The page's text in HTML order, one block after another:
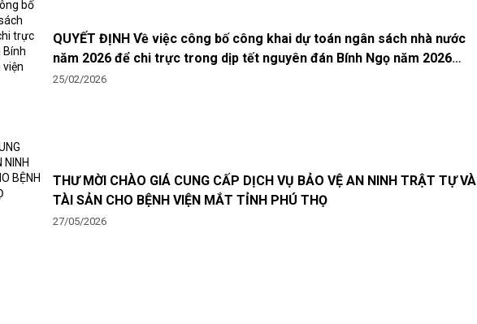
QUYẾT ĐỊNH Về việc công bố công khai dự toán ngân sách nhà nước
năm 2026 để chi trực trong dịp tết nguyên đán Bính Ngọ năm 2026
của Bệnh viện Mắt tỉnh Phú Thọ
25/02/2026
THƯ MỜI CHÀO GIÁ CUNG CẤP DỊCH VỤ BẢO VỆ AN NINH TRẬT TỰ VÀ
TÀI SẢN CHO BỆNH VIỆN MẮT TỈNH PHÚ THỌ
27/05/2026